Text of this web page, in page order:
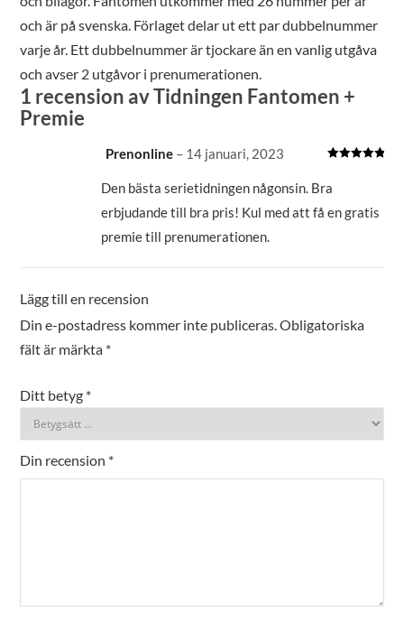
och är på svenska. Förlaget delar ut ett par dubbelnummer
varje år. Ett dubbelnummer är tjockare än en vanlig utgåva
och avser 2 utgåvor i prenumerationen.
1 recension avTidningen Fantomen +
Premie
Prenonline – 14 januari, 2023
Den bästa serietidningen någonsin. Bra
erbjudande till bra pris! Kul med att få en gratis
premie till prenumerationen.
Lägg till en recension
Din e-postadress kommer inte publiceras.Obligatoriska
fält är märkta *
Ditt betyg *
Din recension *